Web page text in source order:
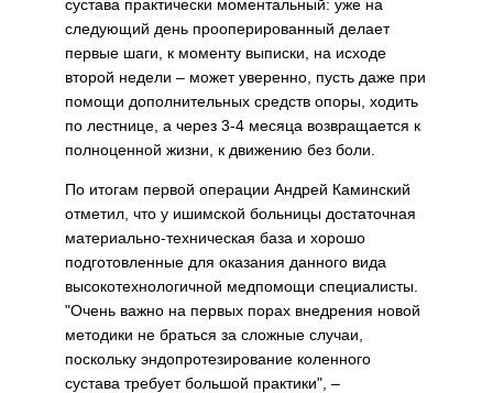
сустава практиче­ски моментальный: уже на
следую­щий день прооперированный делает
первые шаги, к моменту выписки, на исходе
второй недели – может уверенно, пусть даже при
помощи дополнительных средств опоры, хо­дить
по лестнице, а через 3-4 месяца возвращается к
полноценной жизни, к движению без боли.
По итогам первой операции Андрей Каминский
отметил, что у ишимской больницы достаточная
материально-техническая база и хорошо
подготовленные для оказания данного вида
высокотех­нологичной медпомощи специ­алисты.
"Очень важно на первых порах внедрения новой
методики не браться за сложные случаи,
поскольку эндопротезирование коленного
сустава требует боль­шой практики", –